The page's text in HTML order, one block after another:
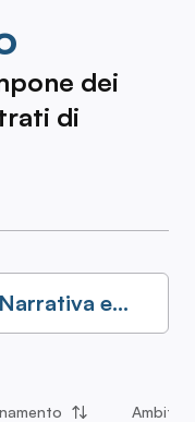
dei
di
e
Pratica
Ambito